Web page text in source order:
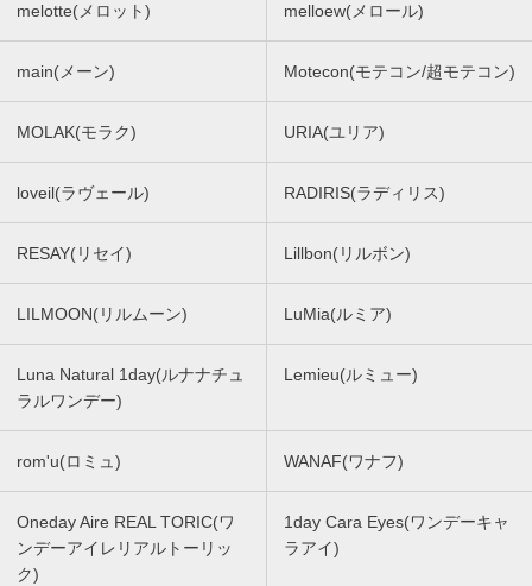
melotte(メロット) melloew(メロール)
main(メーン) Motecon(モテコン/超モテコン)
MOLAK(モラク) URIA(ユリア)
loveil(ラヴェール) RADIRIS(ラディリス)
RESAY(リセイ) Lillbon(リルボン)
LILMOON(リルムーン) LuMia(ルミア)
Luna Natural 1day(ルナナチュ
ラルワンデー)
Lemieu(ルミュー)
rom'u(ロミュ) WANAF(ワナフ)
Oneday Aire REAL TORIC(ワ
ンデーアイレリアルトーリッ
ク)
1day Cara Eyes(ワンデーキャ
ラアイ)